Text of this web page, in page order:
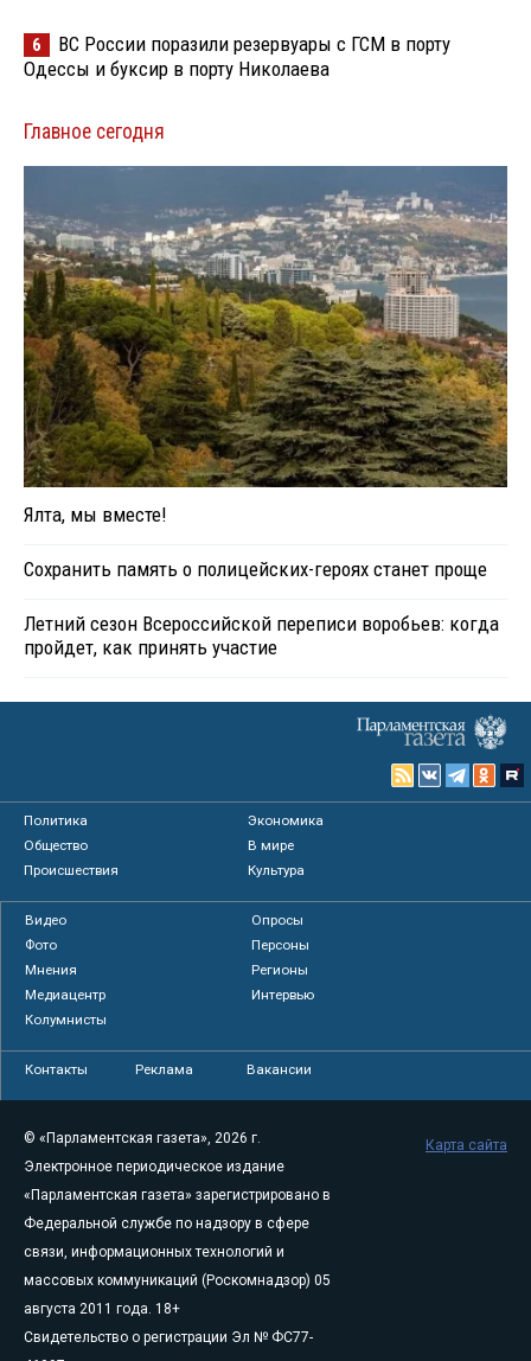
6
ВС России поразили резервуары с ГСМ в порту
Одессы и буксир в порту Николаева
Главное сегодня
Ялта, мы вместе!
Сохранить память о полицейских-героях станет проще
Летний сезон Всероссийской переписи воробьев: когда
пройдет, как принять участие
Политика
Экономика
Общество
В мире
Происшествия
Культура
Видео
Опросы
Фото
Персоны
Мнения
Регионы
Медиацентр
Интервью
Колумнисты
Контакты Реклама Вакансии
© «Парламентская газета», 2026 г.
Электронное периодическое издание
«Парламентская газета» зарегистрировано в
Федеральной службе по надзору в сфере
связи, информационных технологий и
массовых коммуникаций (Роскомнадзор) 05
августа 2011 года. 18+
Свидетельство о регистрации Эл № ФС77-
Карта сайта